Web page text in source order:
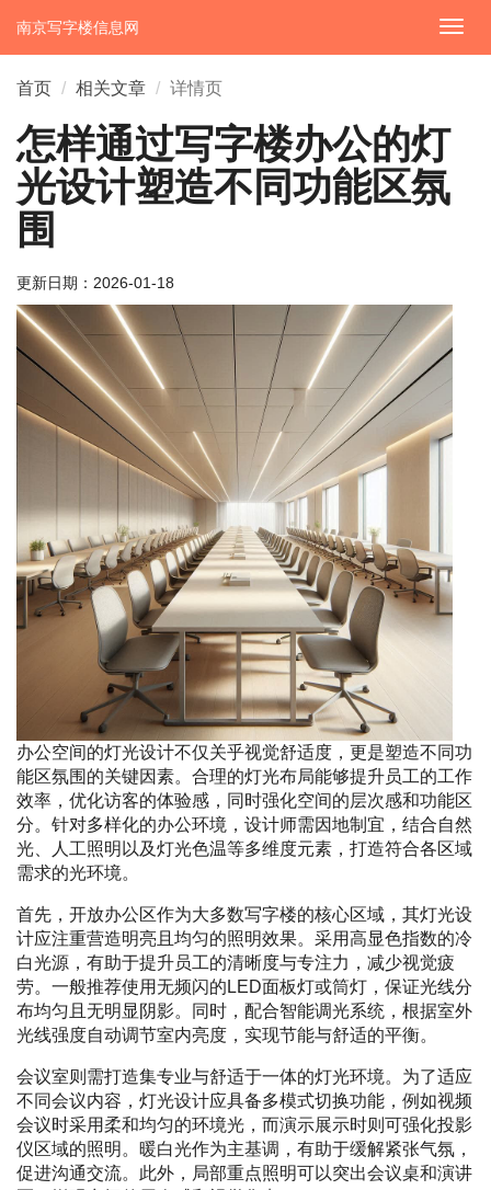
切
换
南京写字楼信息网
首页 相关文章 详情页
怎样通过写字楼办公的灯
光设计塑造不同功能区氛
围
更新日期： 2026-01-18
办公空间的灯光设计不仅关乎视觉舒适度，更是塑造不同功
能区氛围的关键因素。合理的灯光布局能够提升员工的工作
效率，优化访客的体验感，同时强化空间的层次感和功能区
分。针对多样化的办公环境，设计师需因地制宜，结合自然
光、人工照明以及灯光色温等多维度元素，打造符合各区域
需求的光环境。
首先，开放办公区作为大多数写字楼的核心区域，其灯光设
计应注重营造明亮且均匀的照明效果。采用高显色指数的冷
白光源，有助于提升员工的清晰度与专注力，减少视觉疲
劳。一般推荐使用无频闪的LED面板灯或筒灯，保证光线分
布均匀且无明显阴影。同时，配合智能调光系统，根据室外
光线强度自动调节室内亮度，实现节能与舒适的平衡。
会议室则需打造集专业与舒适于一体的灯光环境。为了适应
不同会议内容，灯光设计应具备多模式切换功能，例如视频
会议时采用柔和均匀的环境光，而演示展示时则可强化投影
仪区域的照明。暖白光作为主基调，有助于缓解紧张气氛，
促进沟通交流。此外，局部重点照明可以突出会议桌和演讲